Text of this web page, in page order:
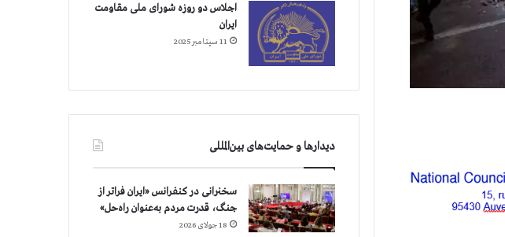
اجلاس دو روزه شورای ملی مقاومت
ایران
11 سپتامبر 2025
دیدارها و حمایت‌های بین‌المللی
سخنرانی در کنفرانس «ایران فراتر از
جنگ، قدرت مردم به‌عنوان راه‌حل»
18 جولای 2026